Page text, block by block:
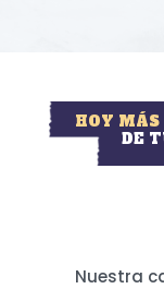
HOY MÁS
DE
Nuestra